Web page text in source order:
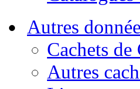
Autres
Cachets
Autres